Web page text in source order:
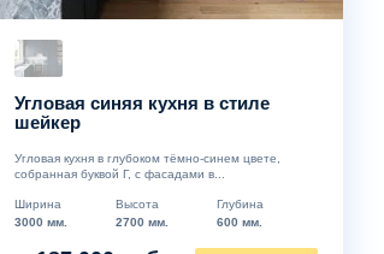
Угловая синяя кухня в стиле
шейкер
Угловая кухня в глубоком тёмно-синем цвете,
собранная буквой Г, с фасадами в...
Ширина
3000 мм.
Высота
2700 мм.
Глубина
600 мм.